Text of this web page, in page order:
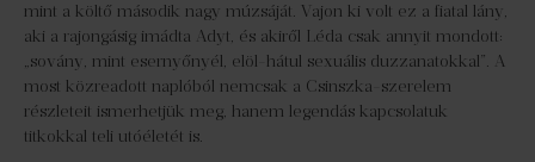
mint a költő második nagy múzsáját. Vajon ki volt ez a fiatal lány,
aki a rajongásig imádta Adyt, és akiről Léda csak annyit mondott:
„sovány, mint esernyőnyél, elöl-hátul sexuális duzzanatokkal”. A
most közreadott naplóból nemcsak a Csinszka-szerelem
részleteit ismerhetjük meg, hanem legendás kapcsolatuk
titkokkal teli utóéletét is.